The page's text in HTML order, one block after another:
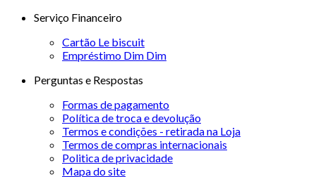
Serviço Financeiro
Cartão Le biscuit
Empréstimo Dim Dim
Perguntas e Respostas
Formas de pagamento
Política de troca e devolução
Termos e condições - retirada na Loja
Termos de compras internacionais
Politica de privacidade
Mapa do site